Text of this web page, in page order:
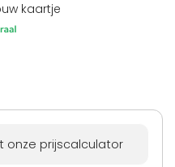
kaartje
onze prijscalculator